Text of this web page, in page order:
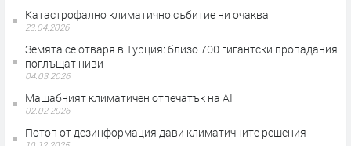
Катастрофално климатично събитие ни очаква
23.04.2026
Земята се отваря в Турция: близо 700 гигантски пропадания
поглъщат ниви
04.03.2026
Мащабният климатичен отпечатък на AI
02.02.2026
Потоп от дезинформация дави климатичните решения